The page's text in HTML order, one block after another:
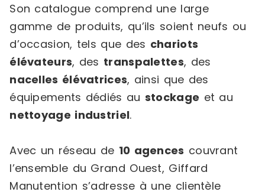
Son catalogue comprend une large
gamme de produits, qu’ils soient neufs ou
d’occasion, tels que des chariots
élévateurs, des transpalettes, des
nacelles élévatrices, ainsi que des
équipements dédiés au stockage et au
nettoyage industriel.
Avec un réseau de 10 agences couvrant
l’ensemble du Grand Ouest, Giffard
Manutention s’adresse à une clientèle